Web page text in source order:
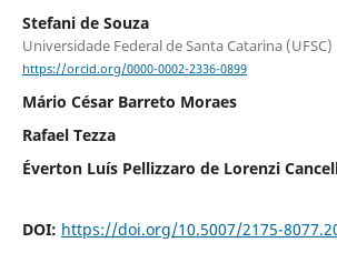
Stefani de Souza
Universidade Federal de Santa Catarina (UFSC)
https://orcid.org/0000-0002-2336-0899
Mário César Barreto Moraes
Rafael Tezza
Éverton Luís Pellizzaro de Lorenzi
DOI: https://doi.org/10.5007/2175-